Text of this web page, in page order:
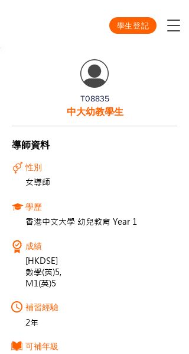
學生登記
T08835
中大幼教學生
導師資料
性別
女導師
學歷
香港中文大學 幼兒教育 Year 1
成績
[HKDSE]
數學(英)5,
M1(英)5
補習經驗
2年
可補年級